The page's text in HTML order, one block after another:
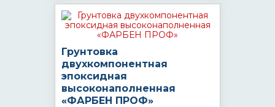
Грунтовка
двухкомпонентная
эпоксидная
высоконаполненная
«ФАРБЕН ПРОФ»